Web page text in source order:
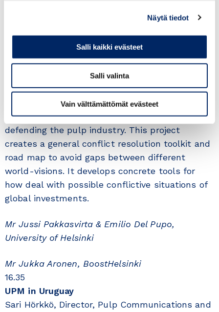
Näytä tiedot
Salli kaikki evästeet
Salli valinta
Vain välttämättömät evästeet
– Update on some of the main planned Team
Finland events and visits for year 2025 in the
16.20
Pulp or Conflict project
Business Finland Co-Creation projectPulp or
explores the arguments that different
actors have used in both criticizing and
defending the pulp industry. This project
creates a general conflict resolution toolkit and
road map to avoid gaps between different
world-visions. It develops concrete tools for
how deal with possible conflictive situations of
global investments.
Mr Jussi Pakkasvirta & Emilio Del Pupo,
University of Helsinki
Mr Jukka Aronen, BoostHelsinki
16.35
UPM in Uruguay
Sari Hörkkö, Director, Pulp Communications and